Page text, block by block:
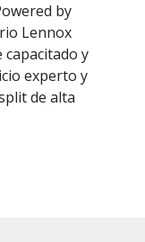
by
Lennox
capacitado y
experto y
de alta